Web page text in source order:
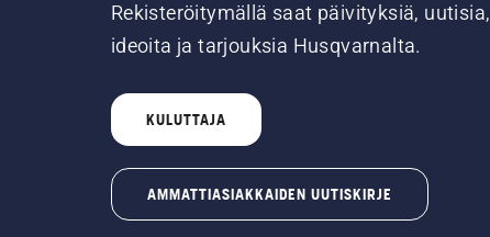
Rekisteröitymällä saat päivityksiä, uutisia,
ideoita ja tarjouksia Husqvarnalta.
KULUTTAJA
AMMATTIASIAKKAIDEN UUTISKIRJE